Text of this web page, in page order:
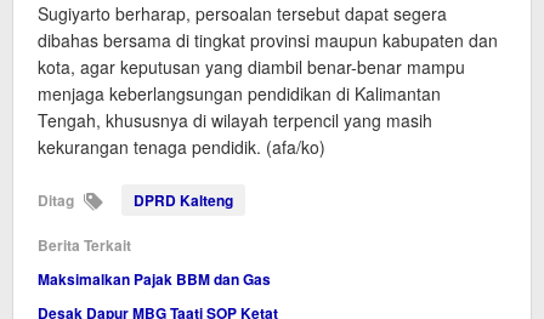
Sugiyarto berharap, persoalan tersebut dapat segera
dibahas bersama di tingkat provinsi maupun kabupaten dan
kota, agar keputusan yang diambil benar-benar mampu
menjaga keberlangsungan pendidikan di Kalimantan
Tengah, khususnya di wilayah terpencil yang masih
kekurangan tenaga pendidik. (afa/ko)
Ditag DPRD Kalteng
Berita Terkait
Maksimalkan Pajak BBM dan Gas
Desak Dapur MBG Taati SOP Ketat